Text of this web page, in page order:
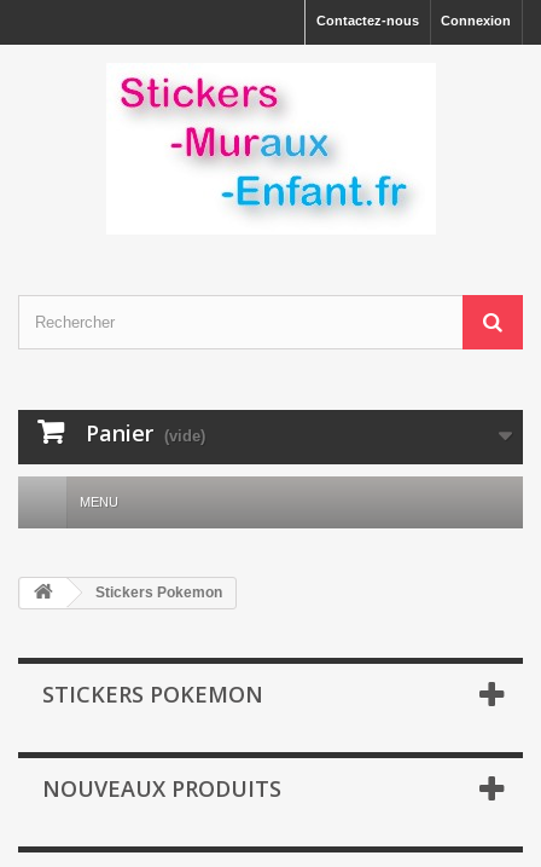
Connexion
Contactez-nous
Panier (vide)
MENU
Stickers Pokemon
STICKERS POKEMON
NOUVEAUX PRODUITS